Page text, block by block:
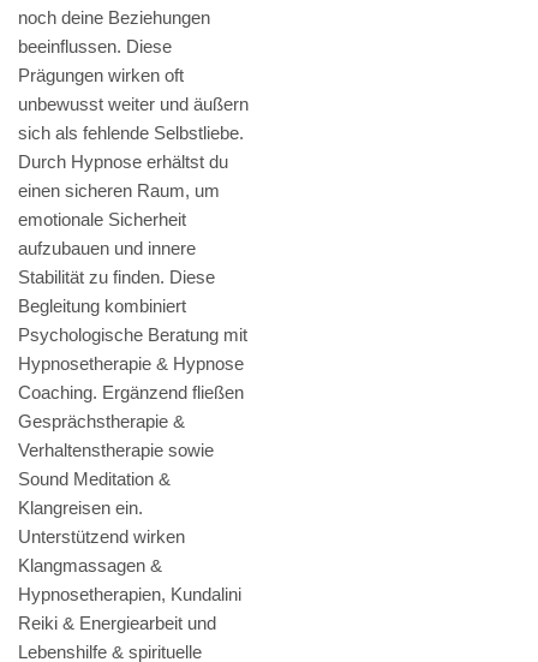
noch deine Beziehungen
beeinflussen. Diese
Prägungen wirken oft
unbewusst weiter und äußern
sich als fehlende Selbstliebe.
Durch Hypnose erhältst du
einen sicheren Raum, um
emotionale Sicherheit
aufzubauen und innere
Stabilität zu finden. Diese
Begleitung kombiniert
Psychologische Beratung mit
Hypnosetherapie & Hypnose
Coaching. Ergänzend fließen
Gesprächstherapie &
Verhaltenstherapie sowie
Sound Meditation &
Klangreisen ein.
Unterstützend wirken
Klangmassagen &
Hypnosetherapien, Kundalini
Reiki & Energiearbeit und
Lebenshilfe & spirituelle